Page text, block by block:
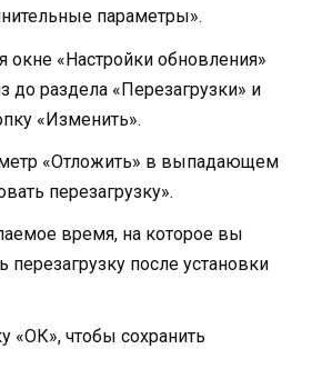
параметры».
«Настройки обновления»
до раздела «Перезагрузки» и
«Изменить».
«Отложить» в выпадающем
перезагрузку».
время, на которое вы
перезагрузку после установки
«ОК», чтобы сохранить